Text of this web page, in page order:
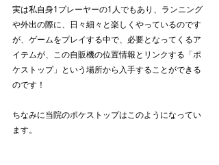
実は私自身1プレーヤーの1人でもあり、ランニング
や外出の際に、日々細々と楽しくやっているのです
が、ゲームをプレイする中で、必要となってくるア
イテムが、この自販機の位置情報とリンクする「ポ
ケストップ」という場所から入手することができる
のです！
ちなみに当院のポケストップはこのようになってい
ます。